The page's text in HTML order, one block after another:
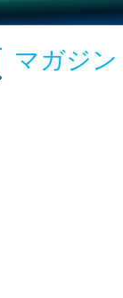
マガジン